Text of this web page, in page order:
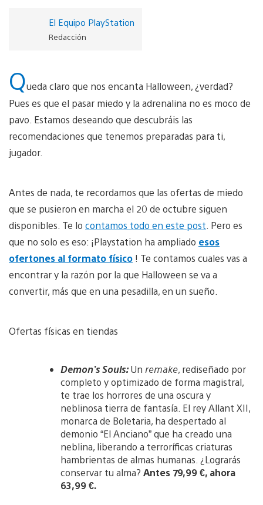
El Equipo PlayStation
Redacción
Queda claro que nos encanta Halloween, ¿verdad?
Pues es que el pasar miedo y la adrenalina no es moco de
pavo. Estamos deseando que descubráis las
recomendaciones que tenemos preparadas para ti,
jugador.
Antes de nada, te recordamos que las ofertas de miedo
que se pusieron en marcha el 20 de octubre siguen
disponibles. Te lo contamos todo en este post . Pero es
que no solo es eso: ¡Playstation ha ampliado esos
ofertones al formato físico ! Te contamos cuales vas a
encontrar y la razón por la que Halloween se va a
convertir, más que en una pesadilla, en un sueño.
Ofertas físicas en tiendas
Demon’s Souls:Un remake, rediseñado por
completo y optimizado de forma magistral,
te trae los horrores de una oscura y
neblinosa tierra de fantasía. El rey Allant XII,
monarca de Boletaria, ha despertado al
demonio “El Anciano” que ha creado una
neblina, liberando a terroríficas criaturas
hambrientas de almas humanas. ¿Lograrás
conservar tu alma? Antes 79,99 €, ahora
63,99 €.